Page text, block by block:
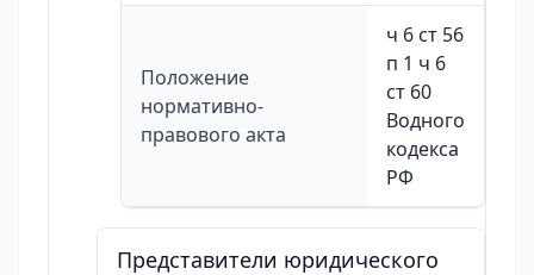
Положение
нормативно-
правового акта
ч 6 ст 56
п 1 ч 6
ст 60
Водного
кодекса
РФ
Представители юридического